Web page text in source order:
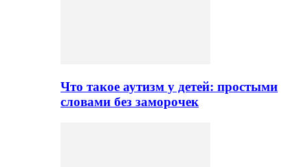
Что такое аутизм у детей: простыми
словами без заморочек